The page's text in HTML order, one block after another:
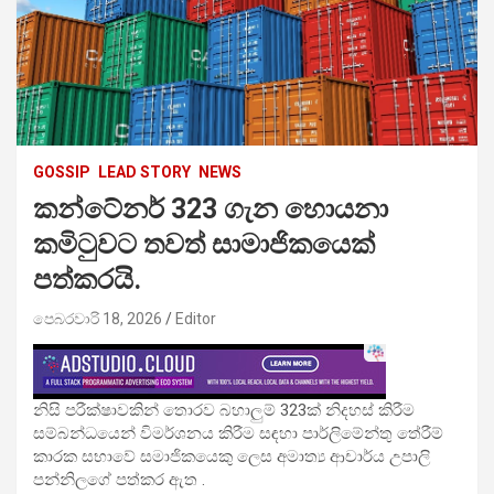
GOSSIP LEAD STORY NEWS
කන්ටේනර් 323 ගැන හොයනා
කමිටුවට තවත් සාමාජිකයෙක්
පත්කරයි.
පෙබරවාරි 18, 2026 Editor
නිසි පරීක්ෂාවකින් තොරව බහාලුම් 323ක් නිදහස් කිරීම
සම්බන්ධයෙන් විමර්ශනය කිරීම සඳහා පාර්ලිමේන්තු තේරීම්
කාරක සභාවේ සමාජිකයෙකු ලෙස අමාත්‍ය ආචාර්ය උපාලි
පන්නිලගේ පත්කර ඇත .